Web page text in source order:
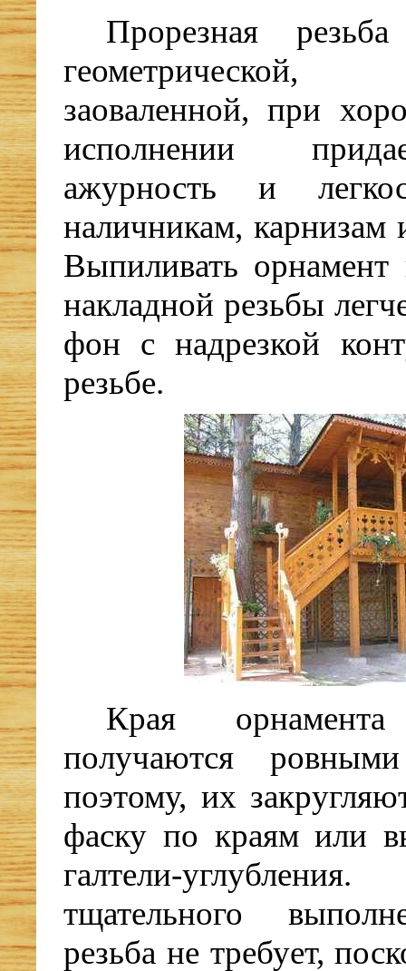
Прорезная
заоваленной, при
исполнении
ажурность и
наличникам, карнизам
Выпиливать орнамент
накладной резьбы
фон с надрезкой
резьбе.
Края
получаются
поэтому, их
фаску по краям или
галтели-
тщательного
резьба не требует,